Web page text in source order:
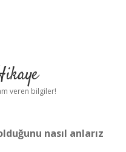
veren bilgiler!
nasıl anlarız